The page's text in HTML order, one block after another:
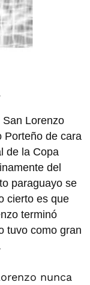
Lorenzo
Porteño de cara
de la Copa
del
paraguayo se
cierto es que
terminó
tuvo como gran
nunca